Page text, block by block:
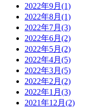
2022年9月(1)
2022年8月(1)
2022年7月(3)
2022年6月(2)
2022年5月(2)
2022年4月(5)
2022年3月(5)
2022年2月(2)
2022年1月(3)
2021年12月(2)